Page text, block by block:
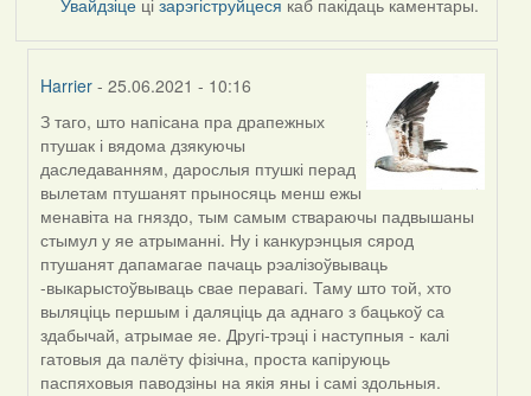
Увайдзіце цізарэгіструйцеся каб пакідаць каментары.
Harrier - 25.06.2021 - 10:16
In
reply
to
by
Annika
З таго, што напісана пра драпежных
птушак і вядома дзякуючы
даследаванням, дарослыя птушкі перад
вылетам птушанят прыносяць менш ежы
менавіта на гняздо, тым самым ствараючы падвышаны
стымул у яе атрыманні. Ну і канкурэнцыя сярод
птушанят дапамагае пачаць рэалізоўвываць
-выкарыстоўвываць свае перавагі. Таму што той, хто
выляціць першым і даляціць да аднаго з бацькоў са
здабычай, атрымае яе. Другі-трэці і наступныя - калі
гатовыя да палёту фізічна, проста капіруюць
паспяховыя паводзіны на якія яны і самі здольныя.